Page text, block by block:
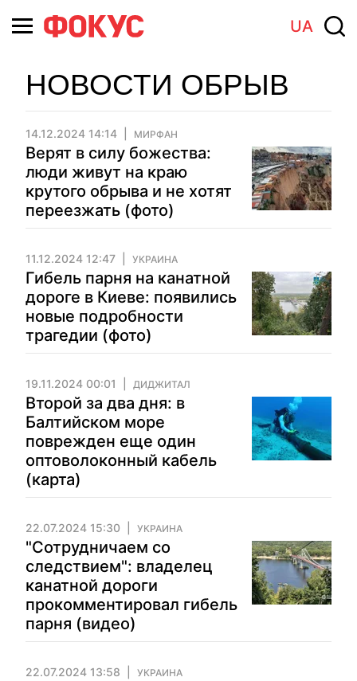
UA
НОВОСТИ ОБРЫВ
14.12.2024 14:14 МИРФАН
Верят в силу божества:
люди живут на краю
крутого обрыва и не хотят
переезжать (фото)
11.12.2024 12:47 УКРАИНА
Гибель парня на канатной
дороге в Киеве: появились
новые подробности
трагедии (фото)
19.11.2024 00:01 ДИДЖИТАЛ
Второй за два дня: в
Балтийском море
поврежден еще один
оптоволоконный кабель
(карта)
22.07.2024 15:30 УКРАИНА
"Сотрудничаем со
следствием": владелец
канатной дороги
прокомментировал гибель
парня (видео)
22.07.2024 13:58 УКРАИНА